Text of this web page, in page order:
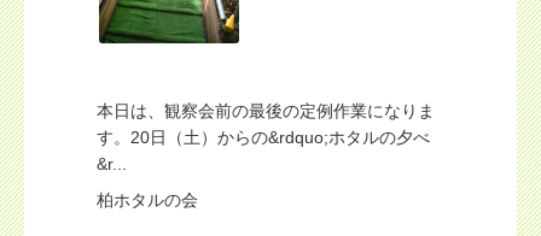
本日は、観察会前の最後の定例作業になりま
す。20日（土）からの&rdquo;ホタルの夕べ
&r...
柏ホタルの会